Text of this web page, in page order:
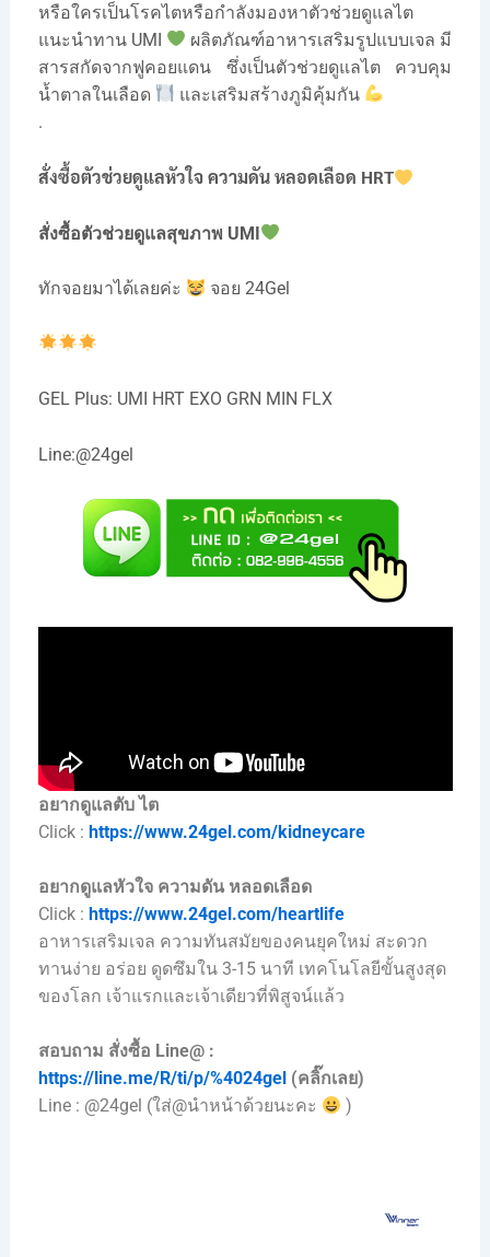
หรือใครเป็นโรคไตหรือกำลังมองหาตัวช่วยดูแลไต
แนะนำทาน UMI
ผลิตภัณฑ์อาหารเสริมรูปแบบเจล มี
สารสกัดจากฟูคอยแดน ซึ่งเป็นตัวช่วยดูแลไต ควบคุม
น้ำตาลในเลือด
และเสริมสร้างภูมิคุ้มกัน
.
สั่งซื้อตัวช่วยดูแลหัวใจ ความดัน หลอดเลือด HRT
สั่งซื้อตัวช่วยดูแลสุขภาพ UMI
ทักจอยมาได้เลยค่ะ จอย 24Gel
GEL Plus: UMI HRT EXO GRN MIN FLX
Line:@24gel
อยากดูแลตับ ไต
Click : https://www.24gel.com/kidneycare
อยากดูแลหัวใจ ความดัน หลอดเลือด
Click : https://www.24gel.com/heartlife
อาหารเสริมเจล ความทันสมัยของคนยุคใหม่ สะดวก
ทานง่าย อร่อย ดูดซึมใน 3-15 นาที เทคโนโลยีขั้นสูงสุด
ของโลก เจ้าแรกและเจ้าเดียวที่พิสูจน์แล้ว
สอบถาม สั่งซื้อ Line@ :
https://line.me/R/ti/p/%4024gel (คลิ๊กเลย)
Line : @24gel (ใส่@นำหน้าด้วยนะคะ
)